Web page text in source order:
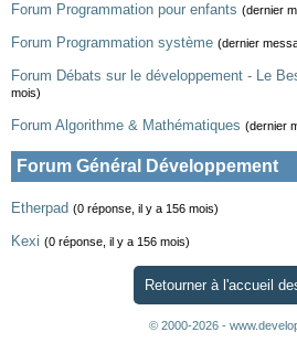
Forum Programmation pour enfants (dernier
Forum Programmation système (dernier
Forum Débats sur le développement - Le
mois)
Forum Algorithme & Mathématiques (dernier
Forum Général Développement
Etherpad (0 réponse, il y a 156 mois)
Kexi (0 réponse, il y a 156 mois)
Retourner à l'accueil
© 2000-2026 -